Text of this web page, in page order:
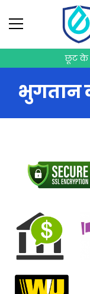
छूट
भुगतान